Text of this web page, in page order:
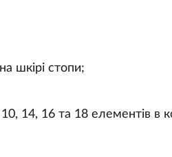
шкірі стопи;
14, 16 та 18 елементів в